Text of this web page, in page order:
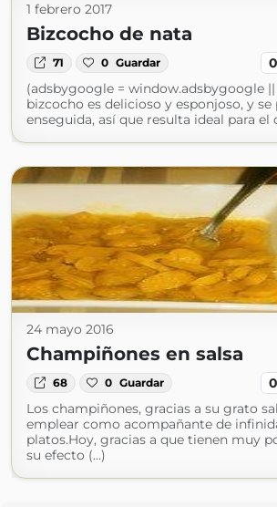
1 febrero 2017
Bizcocho de nata
71 0 Guardar 0
(adsbygoogle = window.adsbygoogle ||
bizcocho es delicioso y esponjoso, y se
enseguida, así que resulta ideal para el
24 mayo 2016
Champiñones en salsa
68 0 Guardar 0
Los champiñones, gracias a su grato
emplear como acompañante de
platos.Hoy, gracias a que tienen muy
su efecto (...)